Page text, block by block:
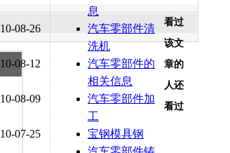
10-08-26
10-08-12
10-08-09
10-07-25
息
汽车零部件清
洗机
汽车零部件的
相关信息
汽车零部件加
工
宝钢模具钢
看过
该文
章的
人还
看过